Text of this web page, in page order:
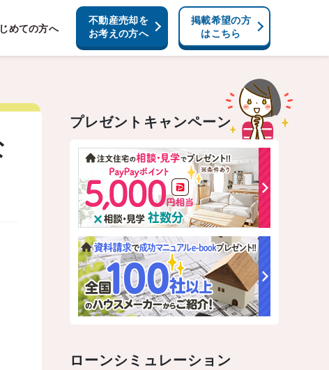
めての方へ
不動産売却を
お考えの方へ
掲載希望の方
はこちら
プレゼントキャンペーン
ローンシミュレーション